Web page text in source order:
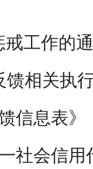
工作的
相关执
信息表》
社会信用